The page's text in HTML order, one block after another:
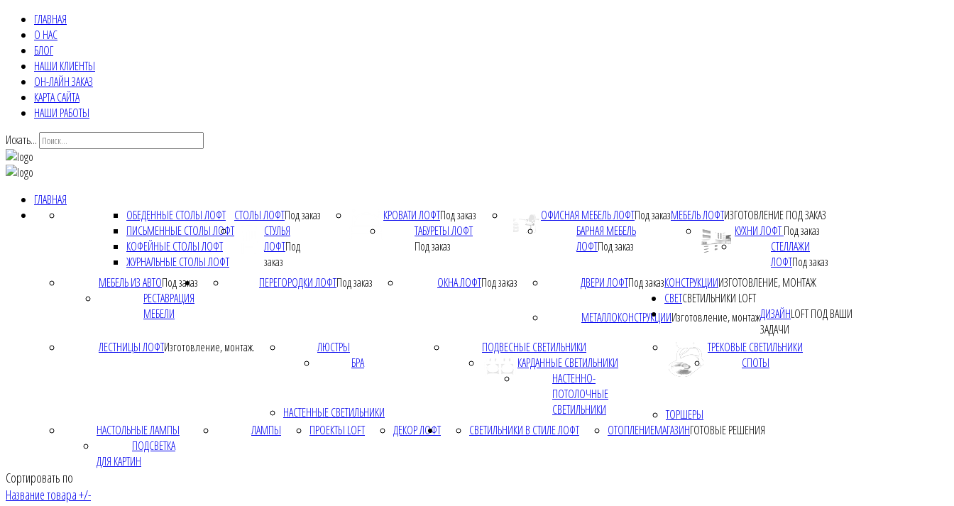
ГЛАВНАЯ
О НАС
БЛОГ
НАШИ КЛИЕНТЫ
ОН-ЛАЙН ЗАКАЗ
КАРТА САЙТА
НАШИ РАБОТЫ
Искать...
ГЛАВНАЯ
МЕБЕЛЬ ЛОФТИЗГОТОВЛЕНИЕ ПОД ЗАКАЗ
СТОЛЫ ЛОФТПод заказ
ОБЕДЕННЫЕ СТОЛЫ ЛОФТ
ПИСЬМЕННЫЕ СТОЛЫ ЛОФТ
КОФЕЙНЫЕ СТОЛЫ ЛОФТ
ЖУРНАЛЬНЫЕ СТОЛЫ ЛОФТ
СТУЛЬЯ
ЛОФТПод
заказ
КРОВАТИ ЛОФТПод заказ
ТАБУРЕТЫ ЛОФТ
Под заказ
ОФИСНАЯ МЕБЕЛЬ ЛОФТПод заказ
БАРНАЯ МЕБЕЛЬ
ЛОФТПод заказ
КУХНИ ЛОФТПод заказ
СТЕЛЛАЖИ
ЛОФТПод заказ
МЕБЕЛЬ ИЗ АВТОПод заказ
РЕСТАВРАЦИЯ
МЕБЕЛИ
КОНСТРУКЦИИИЗГОТОВЛЕНИЕ, МОНТАЖ
ПЕРЕГОРОДКИ ЛОФТПод заказ ОКНА ЛОФТПод заказ ДВЕРИ ЛОФТПод заказ
МЕТАЛЛОКОНСТРУКЦИИИзготовление, монтаж
ЛЕСТНИЦЫ ЛОФТИзготовление, монтаж.
СВЕТСВЕТИЛЬНИКИ LOFT
ЛЮСТРЫ
БРА
НАСТЕННЫЕ СВЕТИЛЬНИКИ
ПОДВЕСНЫЕ СВЕТИЛЬНИКИ
КАРДАННЫЕ СВЕТИЛЬНИКИ
НАСТЕННО-
ПОТОЛОЧНЫЕ
СВЕТИЛЬНИКИ
ТРЕКОВЫЕ СВЕТИЛЬНИКИ
СПОТЫ
ТОРШЕРЫ
НАСТОЛЬНЫЕ ЛАМПЫ
ПОДСВЕТКА
ДЛЯ КАРТИН
ЛАМПЫ
ДИЗАЙНLOFT ПОД ВАШИ
ЗАДАЧИ
ПРОЕКТЫ LOFT ДЕКОР ЛОФТ МАГАЗИНГОТОВЫЕ РЕШЕНИЯ
СВЕТИЛЬНИКИ В СТИЛЕ ЛОФТ ОТОПЛЕНИЕ
Сортировать по
Название товара +/-